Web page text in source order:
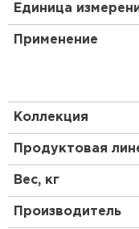
Единица
Применение
Коллекция
Продуктовая
Вес, кг
Производитель